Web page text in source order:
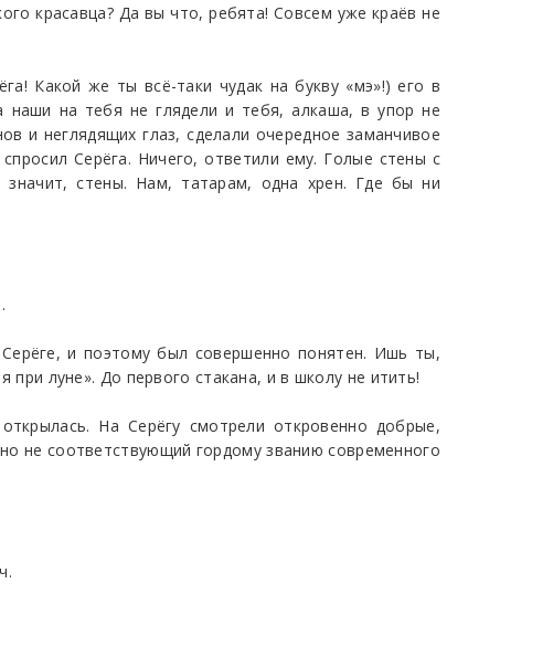
красавца? Да вы что, ребята! Совсем уже краёв не
Какой же ты всё-таки чудак на букву «мэ»!) его в
на тебя не глядели и тебя, алкаша, в упор не
и неглядящих глаз, сделали очередное заманчивое
Серёга. Ничего, ответили ему. Голые стены с
значит, стены. Нам, татарам, одна хрен. Где бы ни
и поэтому был совершенно понятен. Ишь ты,
луне». До первого стакана, и в школу не итить!
На Серёгу смотрели откровенно добрые,
не соответствующий гордому званию современного